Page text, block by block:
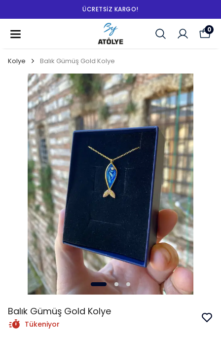
ÜCRETSIZ KARGO!
0
Kolye Balık Gümüş Gold Kolye
Balık Gümüş Gold Kolye
Tükeniyor